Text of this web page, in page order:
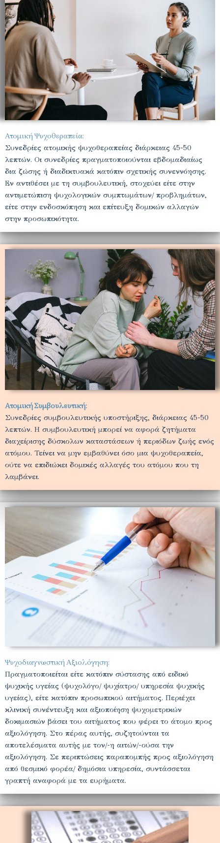
Ατομική Ψυχοθεραπεία:
Συνεδρίες ατομικής ψυχοθεραπείας διάρκειας 45-50
λεπτών. Οι συνεδρίες πραγματοποιούνται εβδομαδιαίως
δια ζώσης ή διαδικτυακά κατόπιν σχετικής συνεννόησης.
Εν αντιθέσει με τη συμβουλευτική, στοχεύει είτε στην
αντιμετώπιση ψυχολογικών συμπτωμάτων/ προβλημάτων,
είτε στην ενδοσκόπηση και επίτευξη δομικών αλλαγών
στην προσωπικότητα.
Ατομική Συμβουλευτική:
Συνεδρίες συμβουλευτικής υποστήριξης, διάρκειας 45-50
λεπτών. Η συμβουλευτική μπορεί να αφορά ζητήματα
διαχείρισης δύσκολων καταστάσεων ή περιόδων ζωής ενός
ατόμου. Τείνει να μην εμβαθύνει όσο μια ψυχοθεραπεία,
ούτε να επιδιώκει δομικές αλλαγές του ατόμου που τη
λαμβάνει.
Ψυχοδιαγνωστική Αξιολόγηση:
Πραγματοποιείται είτε κατόπιν σύστασης από ειδικό
ψυχικής υγείας (ψυχολόγο/ ψυχίατρο/ υπηρεσία ψυχικής
υγείας), είτε κατόπιν προσωπικού αιτήματος. Περιέχει
κλινική συνέντευξη και αξιοποίηση ψυχομετρικών
δοκιμασιών βάσει του αιτήματος που φέρει το άτομο προς
αξιολόγηση. Στο πέρας αυτής, συζητούνται τα
αποτελέσματα αυτής με τον/-η αιτών/-ούσα την
αξιολόγηση. Σε περιπτώσεις παραπομπής προς αξιολόγηση
από θεσμικό φορέα/ δημόσια υπηρεσία, συντάσσεται
γραπτή αναφορά με τα ευρήματα.